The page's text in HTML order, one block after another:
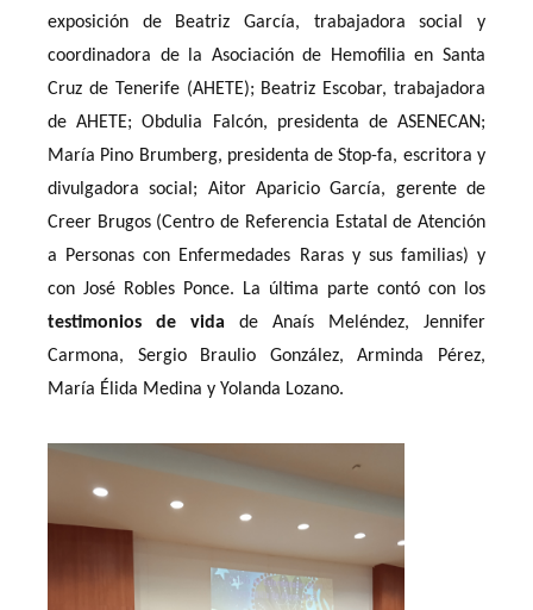
exposición de Beatriz García, trabajadora social y
coordinadora de la Asociación de Hemofilia en Santa
Cruz de Tenerife (AHETE); Beatriz Escobar, trabajadora
de AHETE; Obdulia Falcón, presidenta de ASENECAN;
María Pino Brumberg, presidenta de Stop-fa, escritora y
divulgadora social; Aitor Aparicio García, gerente de
Creer Brugos (Centro de Referencia Estatal de Atención
a Personas con Enfermedades Raras y sus familias) y
con José Robles Ponce. La última parte contó con los
testimonios de vida de Anaís Meléndez, Jennifer
Carmona, Sergio Braulio González, Arminda Pérez,
María Élida Medina y Yolanda Lozano.